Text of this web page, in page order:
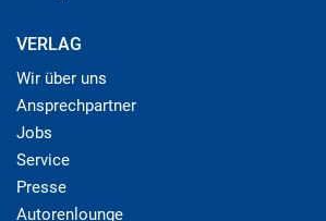
VERLAG
Wir über uns
Ansprechpartner
Jobs
Service
Presse
Autorenlounge